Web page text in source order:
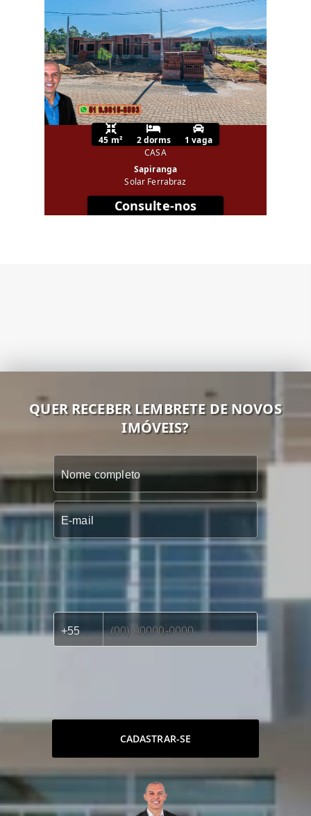
45 m² 2 dorms
1 vaga
CASA
Sapiranga
Solar Ferrabraz
Consulte-nos
QUER RECEBER LEMBRETE DE NOVOS
IMÓVEIS?
CADASTRAR-SE